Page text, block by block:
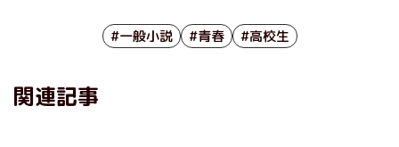
#一般小説 #青春 #高校生
関連記事